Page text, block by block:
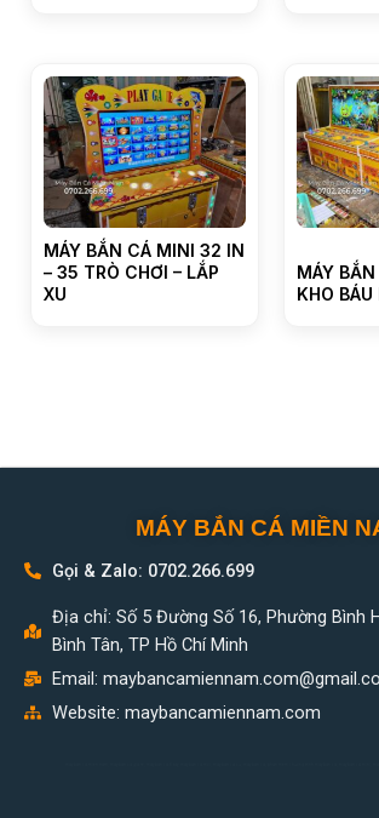
MÁY BẮN CÁ MINI 32 IN
– 35 TRÒ CHƠI – LẮP
XU
MÁY
KHO BÁU
MÁY BẮN CÁ MIỀN
Gọi & Zalo: 0702.266.699
Địa chỉ: Số 5 Đường Số 16, Phường Bình
Bình Tân, TP Hồ Chí Minh
Email:
Website: maybancamiennam.com
may ban ca mien nam, may ban ca gia re, may ban ca 8 tay, may ban ca moi, may ban ca cu, may ban ca, phan mem chuong trinh may ban ca, may ban ca mini,